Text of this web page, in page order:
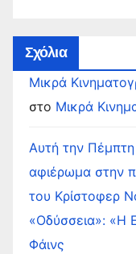
Σχόλια
Μικρά
στο Μικρά
Αυτή την
αφιέρωμα στην
του Κρίστοφερ
«Οδύσσεια»: «Η
Φάινς